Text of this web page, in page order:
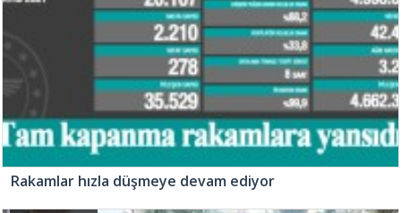
Rakamlar hızla düşmeye devam ediyor